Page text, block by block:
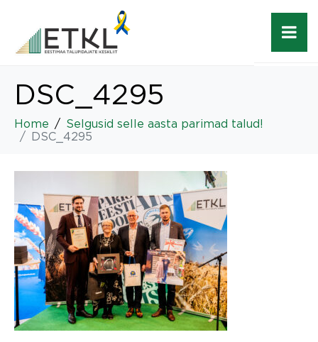
DSC_4295
Home
Selgusid selle aasta parimad talud!
DSC_4295